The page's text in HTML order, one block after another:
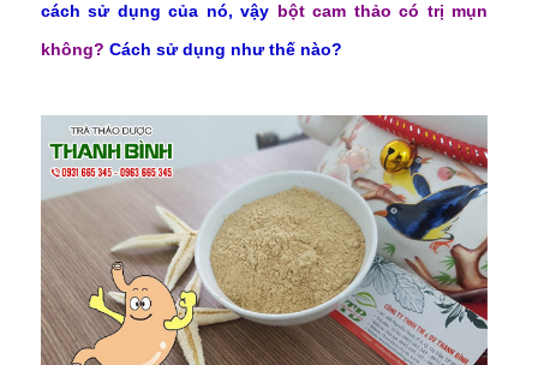
cách sử dụng của nó, vậy bột cam thảo có trị mụn
không? Cách sử dụng như thế nào?